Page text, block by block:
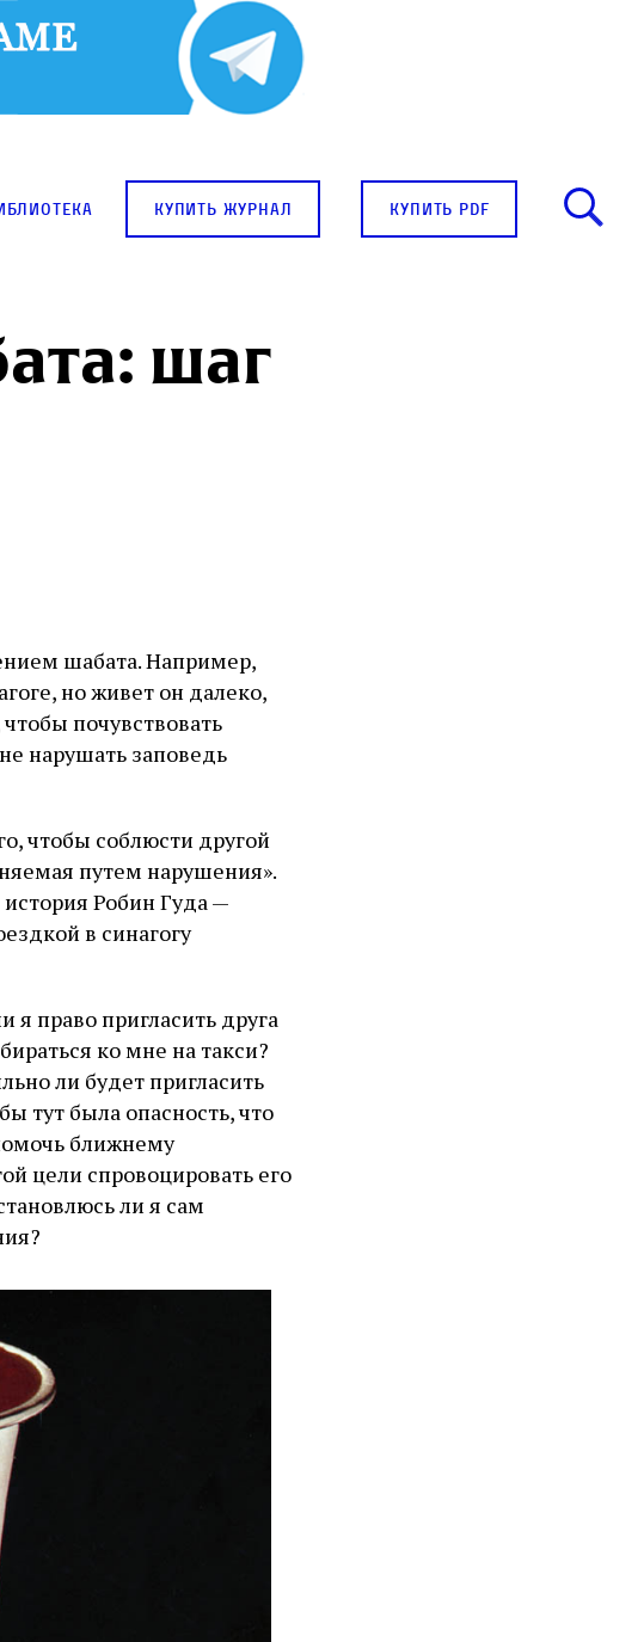
купить журнал купить pdf
шаг
шабата. Например,
но живет он далеко,
почувствовать
нарушать заповедь
чтобы соблюсти другой
путем нарушения».
Робин Гуда —
в синагогу
право пригласить друга
ко мне на такси?
ли будет пригласить
тут была опасность, что
ближнему
цели спровоцировать его
ли я сам